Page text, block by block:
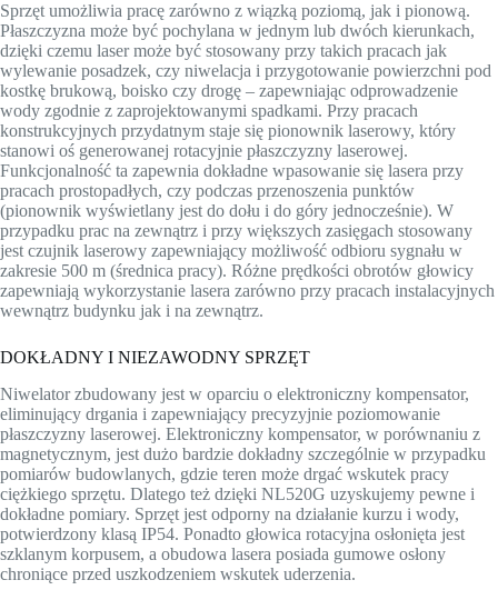
Sprzęt umożliwia pracę zarówno z wiązką poziomą, jak i pionową.
Płaszczyzna może być pochylana w jednym lub dwóch kierunkach,
dzięki czemu laser może być stosowany przy takich pracach jak
wylewanie posadzek, czy niwelacja i przygotowanie powierzchni pod
kostkę brukową, boisko czy drogę – zapewniając odprowadzenie
wody zgodnie z zaprojektowanymi spadkami. Przy pracach
konstrukcyjnych przydatnym staje się pionownik laserowy, który
stanowi oś generowanej rotacyjnie płaszczyzny laserowej.
Funkcjonalność ta zapewnia dokładne wpasowanie się lasera przy
pracach prostopadłych, czy podczas przenoszenia punktów
(pionownik wyświetlany jest do dołu i do góry jednocześnie). W
przypadku prac na zewnątrz i przy większych zasięgach stosowany
jest czujnik laserowy zapewniający możliwość odbioru sygnału w
zakresie 500 m (średnica pracy). Różne prędkości obrotów głowicy
zapewniają wykorzystanie lasera zarówno przy pracach instalacyjnych
wewnątrz budynku jak i na zewnątrz.
DOKŁADNY I NIEZAWODNY SPRZĘT
Niwelator zbudowany jest w oparciu o elektroniczny kompensator,
eliminujący drgania i zapewniający precyzyjnie poziomowanie
płaszczyzny laserowej. Elektroniczny kompensator, w porównaniu z
magnetycznym, jest dużo bardzie dokładny szczególnie w przypadku
pomiarów budowlanych, gdzie teren może drgać wskutek pracy
ciężkiego sprzętu. Dlatego też dzięki NL520G uzyskujemy pewne i
dokładne pomiary. Sprzęt jest odporny na działanie kurzu i wody,
potwierdzony klasą IP54. Ponadto głowica rotacyjna osłonięta jest
szklanym korpusem, a obudowa lasera posiada gumowe osłony
chroniące przed uszkodzeniem wskutek uderzenia.